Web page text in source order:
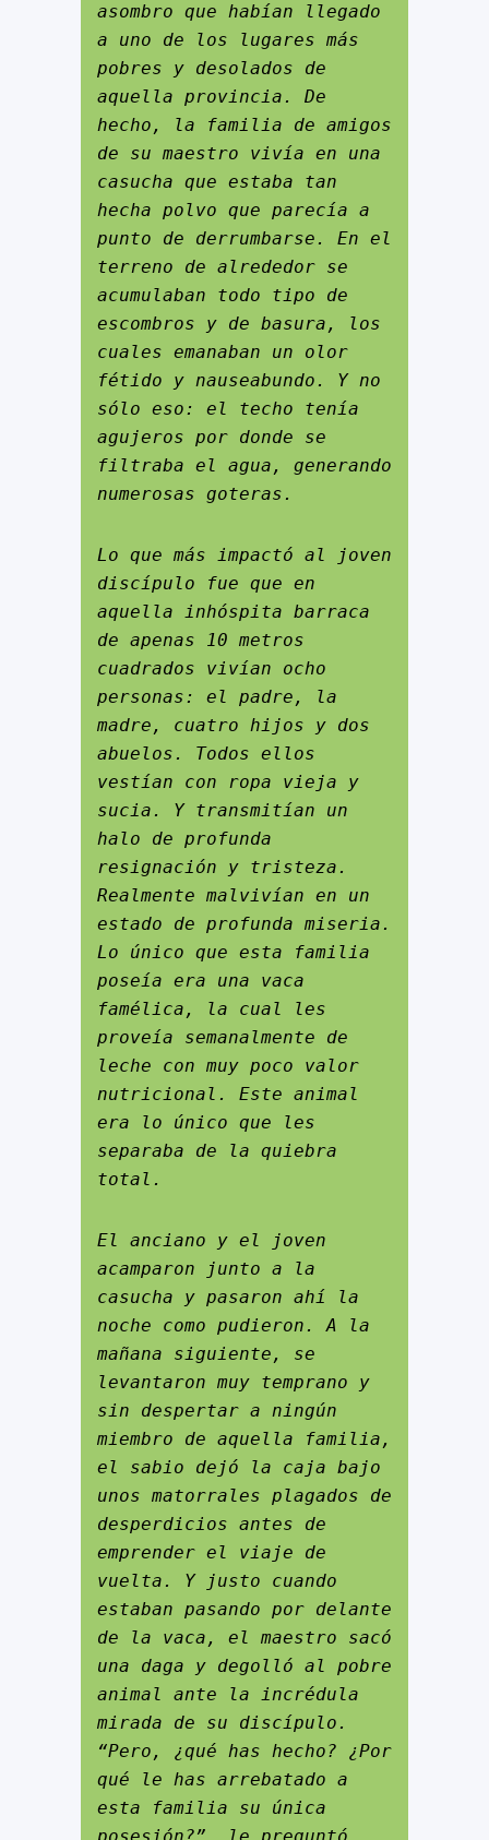
asombro que habían llegado
a uno de los lugares más
pobres y desolados de
aquella provincia. De
hecho, la familia de amigos
de su maestro vivía en una
casucha que estaba tan
hecha polvo que parecía a
punto de derrumbarse. En el
terreno de alrededor se
acumulaban todo tipo de
escombros y de basura, los
cuales emanaban un olor
fétido y nauseabundo. Y no
sólo eso: el techo tenía
agujeros por donde se
filtraba el agua, generando
numerosas goteras.
Lo que más impactó al joven
discípulo fue que en
aquella inhóspita barraca
de apenas 10 metros
cuadrados vivían ocho
personas: el padre, la
madre, cuatro hijos y dos
abuelos. Todos ellos
vestían con ropa vieja y
sucia. Y transmitían un
halo de profunda
resignación y tristeza.
Realmente malvivían en un
estado de profunda miseria.
Lo único que esta familia
poseía era una vaca
famélica, la cual les
proveía semanalmente de
leche con muy poco valor
nutricional. Este animal
era lo único que les
separaba de la quiebra
total.
El anciano y el joven
acamparon junto a la
casucha y pasaron ahí la
noche como pudieron. A la
mañana siguiente, se
levantaron muy temprano y
sin despertar a ningún
miembro de aquella familia,
el sabio dejó la caja bajo
unos matorrales plagados de
desperdicios antes de
emprender el viaje de
vuelta. Y justo cuando
estaban pasando por delante
de la vaca, el maestro sacó
una daga y degolló al pobre
animal ante la incrédula
mirada de su discípulo.
“Pero, ¿qué has hecho? ¿Por
qué le has arrebatado a
esta familia su única